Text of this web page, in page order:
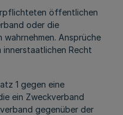
öffentlichen
oder die
Ansprüche
innerstaatlichen Recht
1 gegen eine
ein Zweckverband
gegenüber der